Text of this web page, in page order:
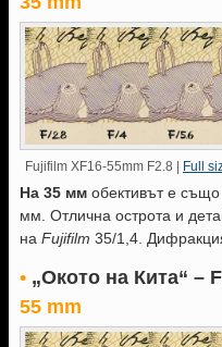
Fujifilm XF16-55mm F2.8 | Full
На 35 мм обективът е
мм. Отлична острота и
на Fujifilm 35/1,4.
• „Окото на Кита“ –
55 mm